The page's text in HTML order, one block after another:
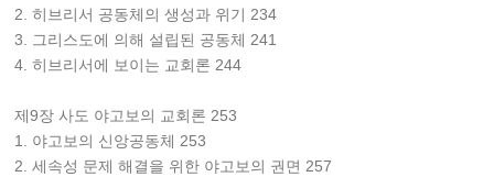
2. 히브리서 공동체의 생성과 위기 234
3. 그리스도에 의해 설립된 공동체 241
4. 히브리서에 보이는 교회론 244
제9장 사도 야고보의 교회론 253
1. 야고보의 신앙공동체 253
2. 세속성 문제 해결을 위한 야고보의 권면 257